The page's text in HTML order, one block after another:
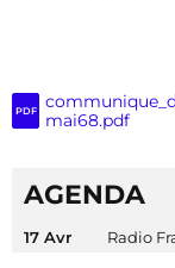
PDF
mai68.pdf
AGENDA
17 Avr Radio